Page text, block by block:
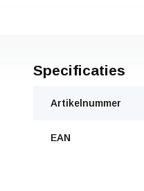
Specificaties
Artikelnummer
EAN